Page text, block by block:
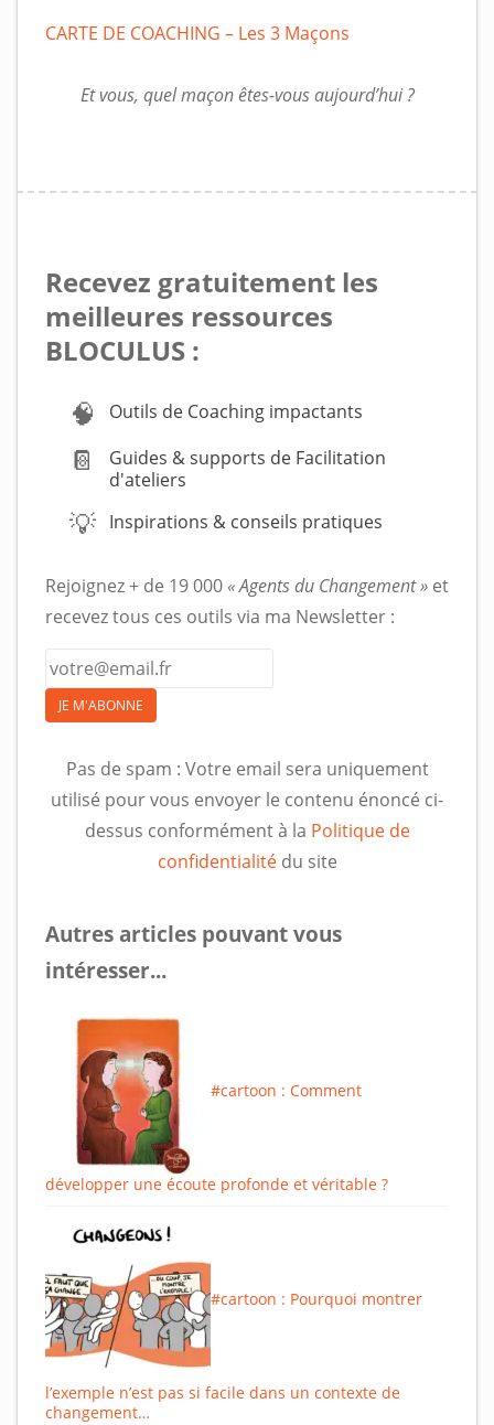
CARTE DE COACHING – Les 3 Maçons
Et vous, quel maçon êtes-vous aujourd’hui ?
Recevez gratuitement les
meilleures ressources
BLOCULUS :
🧠
Outils de Coaching impactants
📔
Guides & supports de Facilitation
d'ateliers
💡 Inspirations & conseils pratiques
Rejoignez + de 19 000 « Agents du Changement » et
recevez tous ces outils via ma Newsletter :
JE M'ABONNE
Pas de spam : Votre email sera uniquement
utilisé pour vous envoyer le contenu énoncé ci-
dessus conformément à la Politique de
confidentialitédu site
Autres articles pouvant vous
intéresser...
#cartoon : Comment
développer une écoute profonde et véritable ?
#cartoon : Pourquoi montrer
l’exemple n’est pas si facile dans un contexte de
changement…